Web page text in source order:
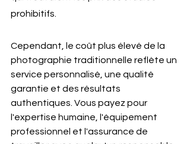
prohibitifs.
Cependant, le coût plus élevé de la
photographie traditionnelle reflète un
service personnalisé, une qualité
garantie et des résultats
authentiques. Vous payez pour
l'expertise humaine, l'équipement
professionnel et l'assurance de